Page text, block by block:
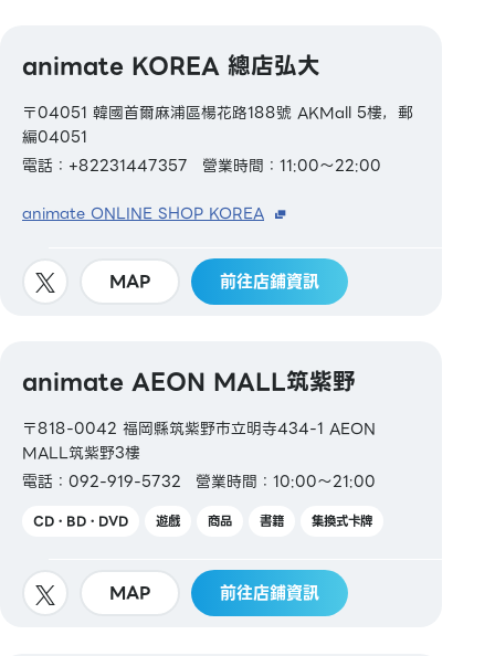
animate KOREA 總店弘大
〒04051 韓國首爾麻浦區楊花路188號 AKMall 5樓，郵
編04051
電話：+82231447357
營業時間：11:00～22:00
animate ONLINE SHOP KOREA
MAP 前往店鋪資訊
animate AEON MALL筑紫野
〒818-0042 福岡縣筑紫野市立明寺434-1 AEON
MALL筑紫野3樓
電話：092-919-5732
營業時間：10:00～21:00
CD・BD・DVD 遊戲 商品 書籍 集換式卡牌
MAP 前往店鋪資訊